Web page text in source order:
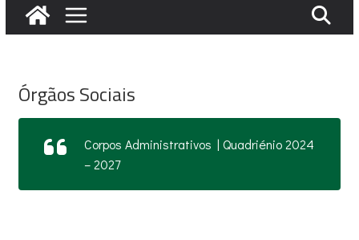
Órgãos Sociais
Corpos Administrativos | Quadriénio 2024
– 2027